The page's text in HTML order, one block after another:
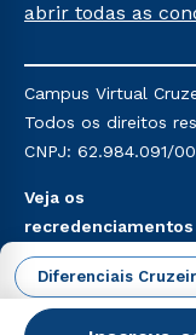
Diferenciais
Já para as
mencionadas são
Religioso,
do Ensino de
abrir todas as
Campus Virtual
Todos os direitos
CNPJ: 62.984.091/
Veja os
recredenciamentos
aqui